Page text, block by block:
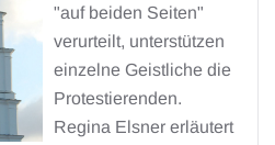
"auf beiden Seiten"
verurteilt, unterstützen
einzelne Geistliche die
Protestierenden.
Regina Elsner erläutert